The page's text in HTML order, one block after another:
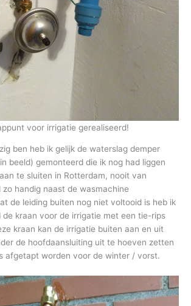
voor irrigatie gerealiseerd!
ben heb ik gelijk de waterslag demper
beeld) gemonteerd die ik nog had liggen
te sluiten in Rotterdam, nooit van
zo handig naast de wasmachine
de leiding buiten nog niet voltooid is heb ik
de kraan voor de irrigatie met een tie-rips
kraan kan de irrigatie buiten aan en uit
de hoofdaansluiting uit te hoeven zetten
afgetapt worden voor de winter / vorst.